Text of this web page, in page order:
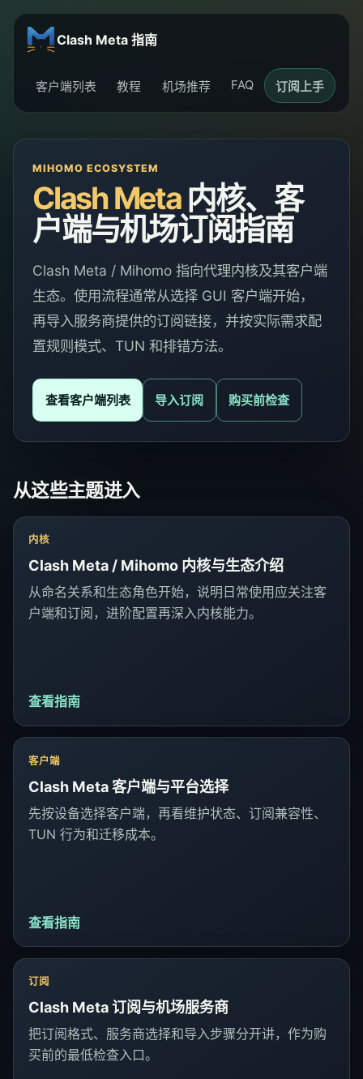
Clash Meta 指南
客户端列表 教程 机场推荐 FAQ 订阅上手
MIHOMO ECOSYSTEM
Clash Meta内核、客
户端与机场订阅指南
Clash Meta / Mihomo 指向代理内核及其客户端
生态。使用流程通常从选择 GUI 客户端开始，
再导入服务商提供的订阅链接，并按实际需求配
置规则模式、TUN 和排错方法。
查看客户端列表 导入订阅 购买前检查
从这些主题进入
内核
Clash Meta / Mihomo 内核与生态介绍
从命名关系和生态角色开始，说明日常使用应关注客
户端和订阅，进阶配置再深入内核能力。
查看指南
客户端
Clash Meta 客户端与平台选择
先按设备选择客户端，再看维护状态、订阅兼容性、
TUN 行为和迁移成本。
查看指南
订阅
Clash Meta 订阅与机场服务商
把订阅格式、服务商选择和导入步骤分开讲，作为购
买前的最低检查入口。